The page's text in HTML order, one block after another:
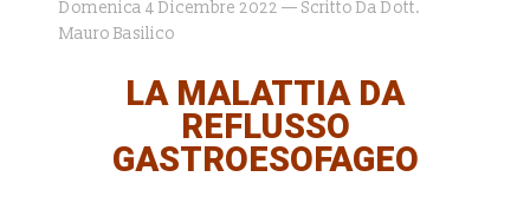
Domenica 4 Dicembre 2022 — Scritto Da Dott.
Mauro Basilico
LA MALATTIA DA
REFLUSSO
GASTROESOFAGEO